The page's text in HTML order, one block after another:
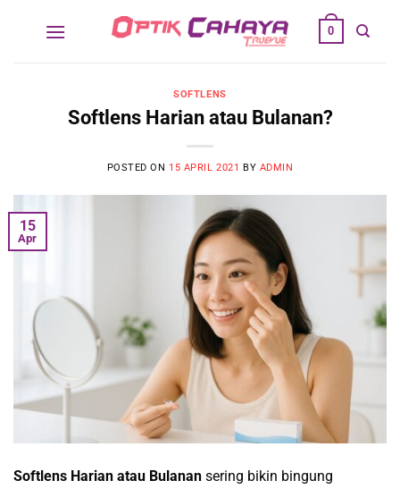
0
SOFTLENS
Softlens Harian atau Bulanan?
POSTED ON 15 APRIL 2021 BY ADMIN
15
Apr
Softlens Harian atau Bulanan sering bikin bingung